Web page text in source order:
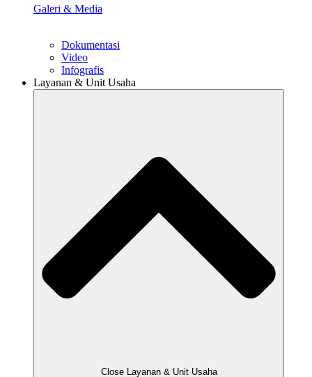
Galeri & Media
Dokumentasi
Video
Infografis
Layanan & Unit Usaha
Close Layanan & Unit Usaha